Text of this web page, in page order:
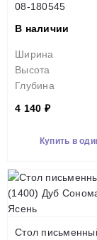
08-180545
В наличии
Ширина
Высота
Глубина
4 140 ₽
Купить в
Стол